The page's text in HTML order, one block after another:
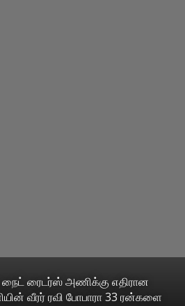
ரைடர்ஸ் அணிக்கு எதிரான
வீரர் ரவி போபாரா 33 ரன்களை